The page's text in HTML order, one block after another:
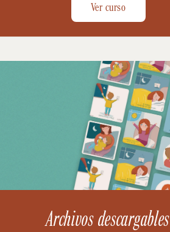
Ver curso
Archivos descargables